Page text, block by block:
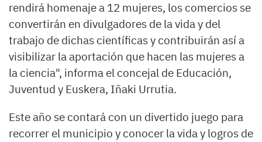
rendirá homenaje a 12 mujeres, los comercios se
convertirán en divulgadores de la vida y del
trabajo de dichas científicas y contribuirán así a
visibilizar la aportación que hacen las mujeres a
la ciencia", informa el concejal de Educación,
Juventud y Euskera, Iñaki Urrutia.
Este año se contará con un divertido juego para
recorrer el municipio y conocer la vida y logros de